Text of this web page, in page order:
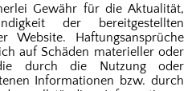
Gewähr für die Aktualität,
der bereitgestellten
Website. Haftungsansprüche
auf Schäden materieller oder
durch die Nutzung oder
Informationen bzw. durch